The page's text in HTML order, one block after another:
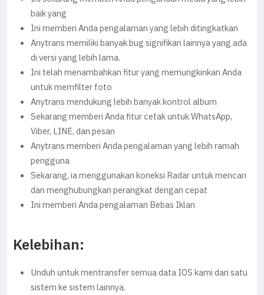
baik yang
Ini memberi Anda pengalaman yang lebih ditingkatkan
Anytrans memiliki banyak bug signifikan lainnya yang ada
di versi yang lebih lama.
Ini telah menambahkan fitur yang memungkinkan Anda
untuk memfilter foto
Anytrans mendukung lebih banyak kontrol album
Sekarang memberi Anda fitur cetak untuk WhatsApp,
Viber, LINE, dan pesan
Anytrans memberi Anda pengalaman yang lebih ramah
pengguna
Sekarang, ia menggunakan koneksi Radar untuk mencari
dan menghubungkan perangkat dengan cepat
Ini memberi Anda pengalaman Bebas Iklan
Kelebihan:
Unduh untuk mentransfer semua data IOS kami dari satu
sistem ke sistem lainnya.